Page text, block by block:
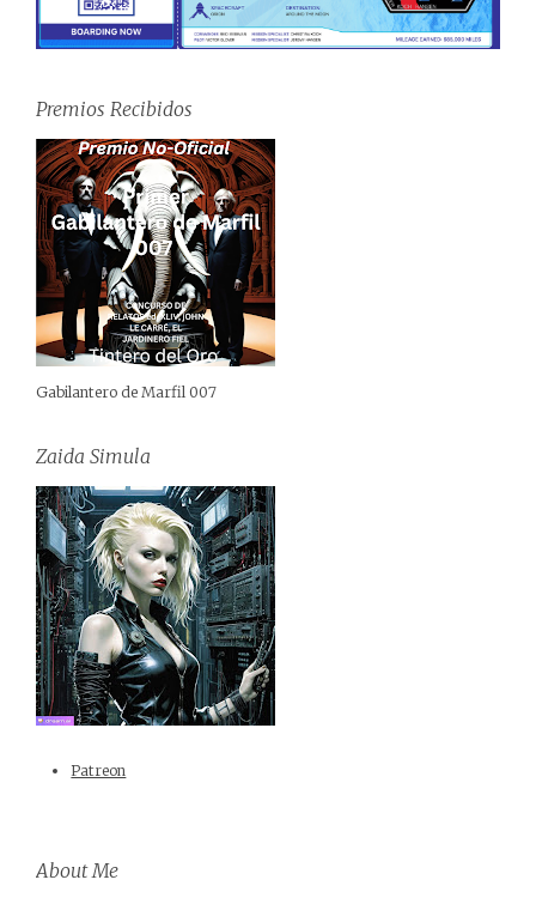
Premios Recibidos
Gabilantero de Marfil 007
Zaida Simula
Patreon
About Me